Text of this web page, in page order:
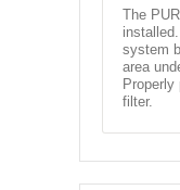
The
system
area
Properly
filter.